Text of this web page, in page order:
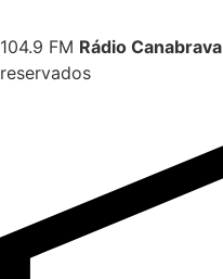
104.9 FM Rádio Canabrava
reservados